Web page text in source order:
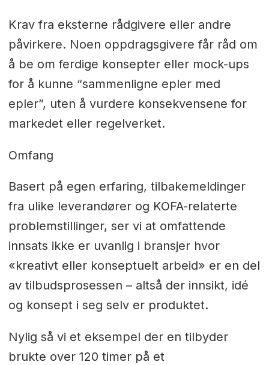
Krav fra eksterne rådgivere eller andre
påvirkere. Noen oppdragsgivere får råd om
å be om ferdige konsepter eller mock-ups
for å kunne “sammenligne epler med
epler”, uten å vurdere konsekvensene for
markedet eller regelverket.
Omfang
Basert på egen erfaring, tilbakemeldinger
fra ulike leverandører og KOFA-relaterte
problemstillinger, ser vi at omfattende
innsats ikke er uvanlig i bransjer hvor
«kreativt eller konseptuelt arbeid» er en del
av tilbudsprosessen – altså der innsikt, idé
og konsept i seg selv er produktet.
Nylig så vi et eksempel der en tilbyder
brukte over 120 timer på et